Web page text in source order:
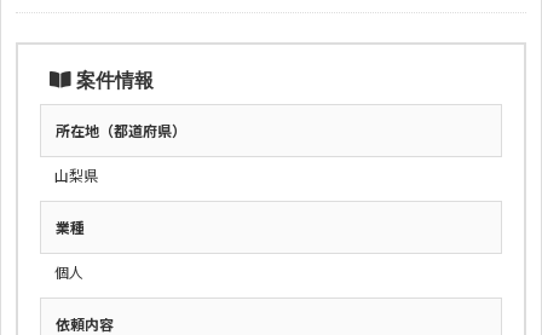
案件情報
所在地（都道府県）
山梨県
業種
個人
依頼内容